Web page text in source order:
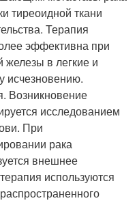
тиреоидной ткани
Терапия
эффективна при
железы в легкие и
исчезновению.
Возникновение
исследованием
При
рака
внешнее
используются